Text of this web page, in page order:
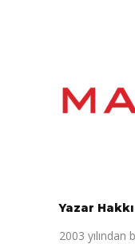
Yazar
2003